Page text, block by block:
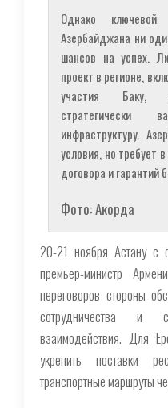
Однако
Азербайджана ни
шансов на успех.
проект в регионе,
участия Баку,
инфраструктуру.
условия, но требует
договора и гарантий
Фото: Акорда
20-21 ноября Астану с
премьер-министр
переговоров стороны
сотрудничества и
взаимодействия. Для
укрепить поставки
транспортные маршруты